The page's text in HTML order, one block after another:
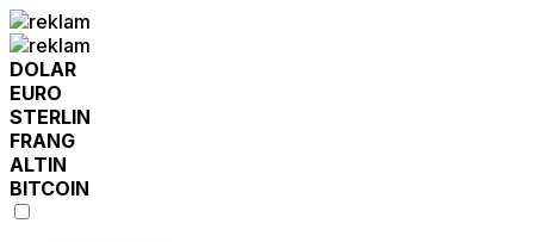
DOLAR
EURO
STERLIN
FRANG
ALTIN
BITCOIN